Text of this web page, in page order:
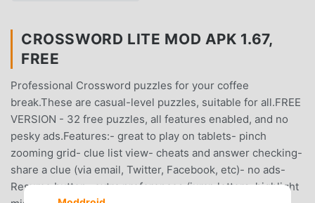
CROSSWORD LITE MOD APK 1.67,
FREE
Professional Crossword puzzles for your coffee
break.These are casual-level puzzles, suitable for all.FREE
VERSION - 32 free puzzles, all features enabled, and no
pesky ads.Features:- great to play on tablets- pinch
zooming grid- clue list view- cheats and answer checking-
share a clue (via email, Twitter, Facebook, etc)- no ads-
Resume button- extra preferences (jump letters, highlight